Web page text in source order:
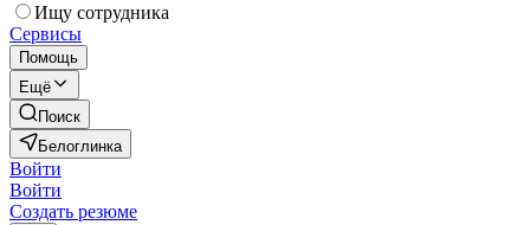
Ищу сотрудника
Сервисы
Помощь
Ещё
Поиск
Белоглинка
Войти
Войти
Создать резюме